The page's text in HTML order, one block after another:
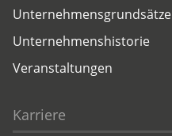
Unternehmensgrundsätze
Unternehmenshistorie
Veranstaltungen
Karriere